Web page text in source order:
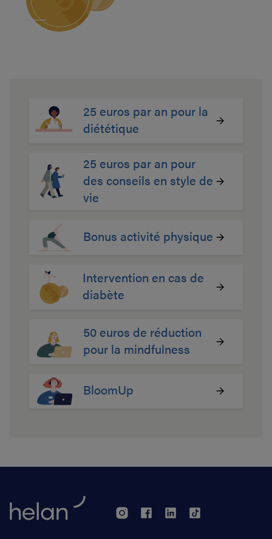
25 euros par an pour la
diététique
25 euros par an pour
des conseils en style de
vie
Bonus activité physique
Intervention en cas de
diabète
50 euros de réduction
pour la mindfulness
BloomUp